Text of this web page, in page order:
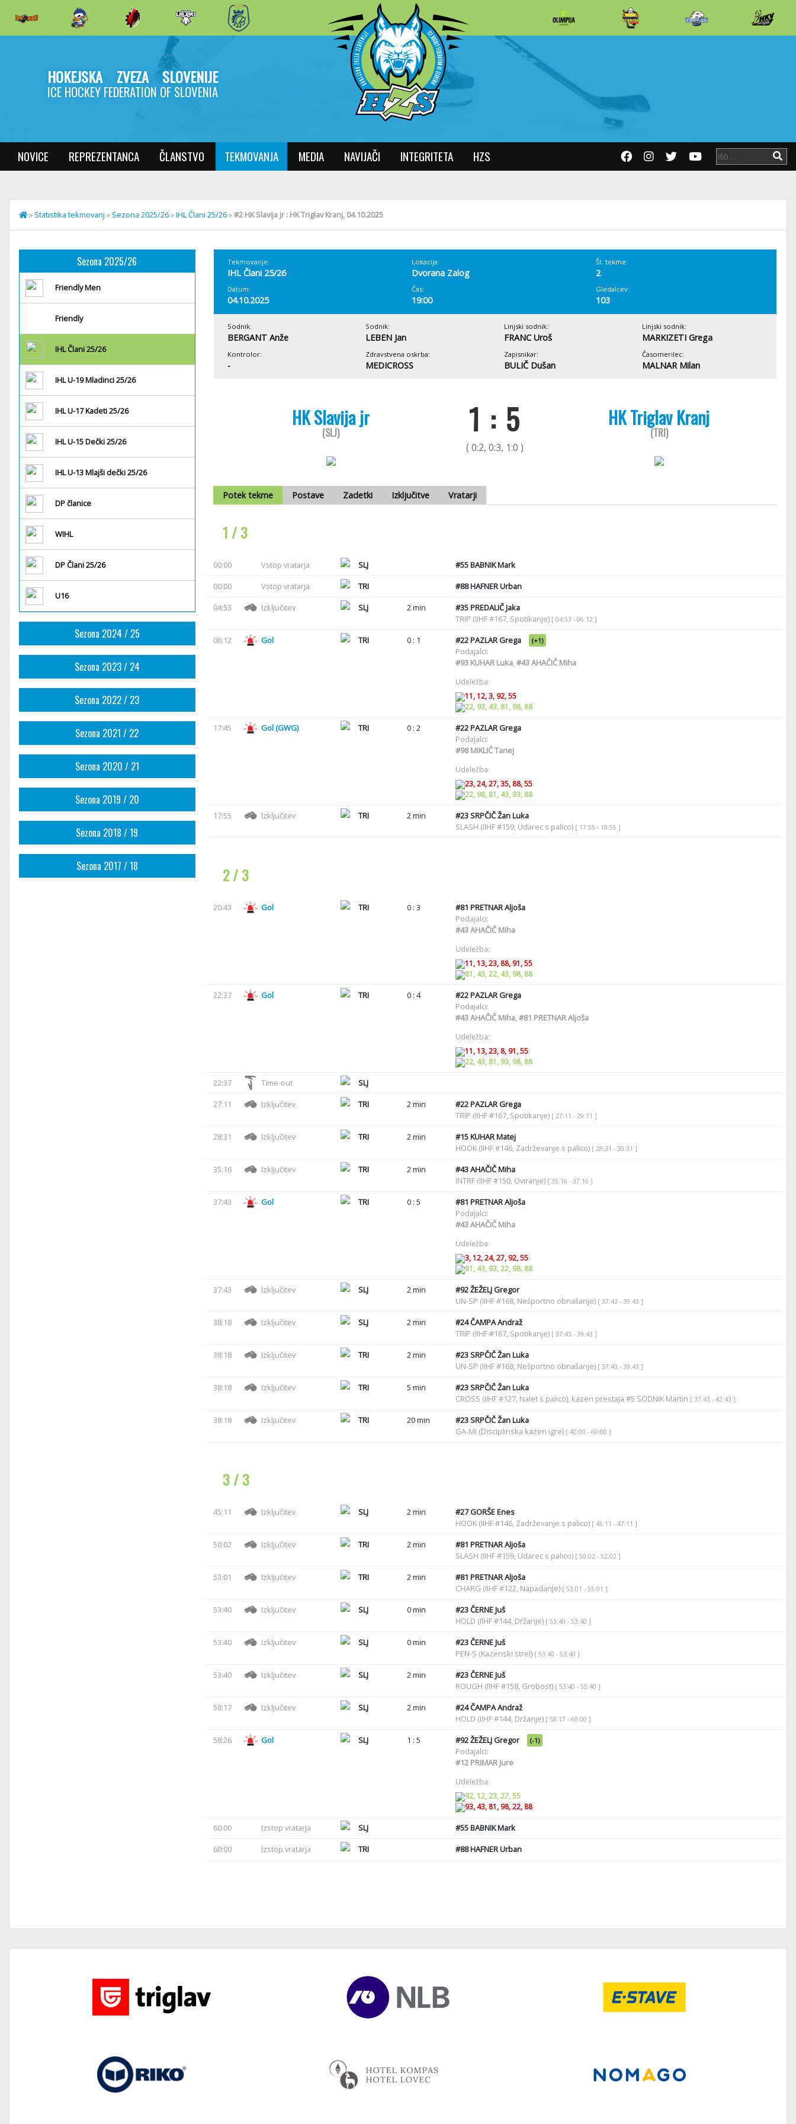
HOKEJSKA ZVEZA SLOVENIJE
ICE HOCKEY FEDERATION OF SLOVENIA
NOVICE REPREZENTANCA ČLANSTVO TEKMOVANJA MEDIA NAVIJAČI INTEGRITETA HZS
» Statistika tekmovanj » Sezona 2025/26»IHL Člani 25/26»#2 HK Slavija jr : HK Triglav Kranj, 04.10.2025
Sezona 2025/26
Friendly Men
Friendly
IHL Člani 25/26
IHL U-19 Mladinci 25/26
IHL U-17 Kadeti 25/26
IHL U-15 Dečki 25/26
IHL U-13 Mlajši dečki 25/26
DP članice
WIHL
DP Člani 25/26
U16
Sezona 2024 / 25
Sezona 2023 / 24
Sezona 2022 / 23
Sezona 2021 / 22
Sezona 2020 / 21
Sezona 2019 / 20
Sezona 2018 / 19
Sezona 2017 / 18
Tekmovanje:
IHL Člani 25/26
Lokacija:
Dvorana Zalog
Št. tekme:
2
Datum:
04.10.2025
Čas:
19:00
Gledalcev:
103
Sodnik:
BERGANT Anže
Sodnik:
LEBEN Jan
Linjski sodnik:
FRANC Uroš
Linjski sodnik:
MARKIZETI Grega
Kontrolor:
-
Zdravstvena oskrba:
MEDICROSS
Zapisnikar:
BULIČ Dušan
Časomerilec:
MALNAR Milan
HK Slavija jr
(SLJ) 1 : 5
( 0:2, 0:3, 1:0 )
HK Triglav Kranj
(TRI)
Potek tekme Postave Zadetki Izključitve Vratarji
1 / 3
00:00 Vstop vratarja SLJ #55BABNIK Mark
00:00
Vstop vratarja TRI #88HAFNER Urban
04:53
Izključitev SLJ 2 min #35PREDALIČ Jaka
TRIP (IIHF #167, Spotikanje) [ 04:53 - 06:12 ]
06:12 Gol TRI 0 : 1 #22PAZLAR Grega (+1)
Podajalci:
#93KUHAR Luka,#43AHAČIČ Miha
Udeležba:
11, 12, 3, 92, 55
22, 93, 43, 81, 98, 88
17:45 Gol (GWG) TRI 0 : 2 #22PAZLAR Grega
Podajalci:
#98MIKLIČ Tanej
Udeležba:
23, 24, 27, 35, 88, 55
22, 98, 81, 43, 93, 88
17:55 Izključitev TRI 2 min #23SRPČIČ Žan Luka
SLASH (IIHF #159, Udarec s palico) [ 17:55 - 19:55 ]
2 / 3
20:43 Gol TRI 0 : 3 #81 PRETNAR Aljoša
Podajalci:
#43AHAČIČ Miha
Udeležba:
11, 13, 23, 88, 91, 55
81, 43, 22, 43, 98, 88
22:37 Gol TRI 0 : 4 #22PAZLAR Grega
Podajalci:
#43AHAČIČ Miha,#81 PRETNAR Aljoša
Udeležba:
11, 13, 23, 8, 91, 55
22, 43, 81, 93, 98, 88
22:37 Time-out
SLJ
27:11
Izključitev TRI 2 min #22PAZLAR Grega
TRIP (IIHF #167, Spotikanje) [ 27:11 - 29:11 ]
28:31 Izključitev TRI 2 min #15KUHAR Matej
HOOK (IIHF #146, Zadrževanje s palico) [ 28:31 - 30:31 ]
35:16 Izključitev TRI 2 min #43AHAČIČ Miha
INTRF (IIHF #150, Oviranje) [ 35:16 - 37:16 ]
37:43 Gol TRI 0 : 5 #81 PRETNAR Aljoša
Podajalci:
#43AHAČIČ Miha
Udeležba:
3, 12, 24, 27, 92, 55
81, 43, 93, 22, 98, 88
37:43 Izključitev SLJ 2 min #92ŽEŽELJ Gregor
UN-SP (IIHF #168, Nešportno obnašanje) [ 37:43 - 39:43 ]
38:18 Izključitev SLJ 2 min #24ČAMPA Andraž
TRIP (IIHF #167, Spotikanje) [ 37:43 - 39:43 ]
38:18 Izključitev TRI 2 min #23SRPČIČ Žan Luka
UN-SP (IIHF #168, Nešportno obnašanje) [ 37:43 - 39:43 ]
38:18 Izključitev TRI 5 min #23SRPČIČ Žan Luka
CROSS (IIHF #127, Nalet s palico), kazen prestaja #5 SODNIK Martin [ 37:43 - 42:43 ]
38:18 Izključitev TRI 20 min #23SRPČIČ Žan Luka
GA-MI (Disciplinska kazen igre) [ 40:00 - 60:00 ]
3 / 3
45:11 Izključitev SLJ 2 min #27GORŠE Enes
HOOK (IIHF #146, Zadrževanje s palico) [ 45:11 - 47:11 ]
50:02 Izključitev TRI 2 min #81 PRETNAR Aljoša
SLASH (IIHF #159, Udarec s palico) [ 50:02 - 52:02 ]
53:01 Izključitev TRI 2 min #81 PRETNAR Aljoša
CHARG (IIHF #122, Napadanje) [ 53:01 - 55:01 ]
53:40 Izključitev SLJ 0 min #23ČERNE Juš
HOLD (IIHF #144, Držanje) [ 53:40 - 53:40 ]
53:40 Izključitev SLJ 0 min #23ČERNE Juš
PEN-S (Kazenski strel) [ 53:40 - 53:40 ]
53:40 Izključitev SLJ 2 min #23ČERNE Juš
ROUGH (IIHF #158, Grobost) [ 53:40 - 55:40 ]
58:17 Izključitev SLJ 2 min #24ČAMPA Andraž
HOLD (IIHF #144, Držanje) [ 58:17 - 60:00 ]
58:26 Gol SLJ 1 : 5 #92ŽEŽELJ Gregor (-1)
Podajalci:
#12PRIMAR Jure
Udeležba:
92, 12, 23, 27, 55
93, 43, 81, 98, 22, 88
60:00 Izstop vratarja SLJ #55BABNIK Mark
60:00
Izstop vratarja TRI #88HAFNER Urban